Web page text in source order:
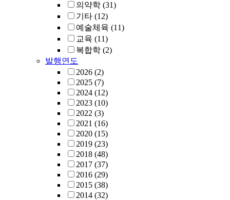
의약학 (31)
기타 (12)
예술체육 (11)
교육 (11)
복합학 (2)
발행연도
2026 (2)
2025 (7)
2024 (12)
2023 (10)
2022 (3)
2021 (16)
2020 (15)
2019 (23)
2018 (48)
2017 (37)
2016 (29)
2015 (38)
2014 (32)